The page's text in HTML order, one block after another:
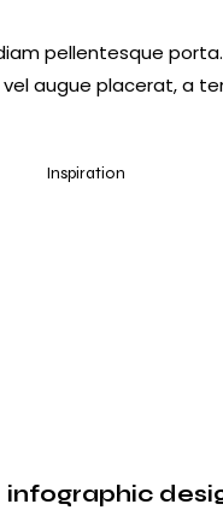
pellentesque
augue placerat, a
Inspiration
infographic